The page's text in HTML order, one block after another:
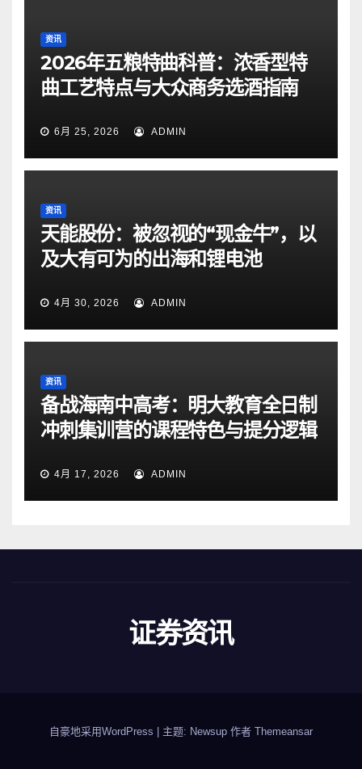
资讯
2026年五粮特曲科普：浓香型特
曲工艺特点与大众商务选酒指南
6月 25, 2026 ADMIN
资讯
天能股份：被忽视的“现金牛”，以
及大有可为的出海和锂电池
4月 30, 2026 ADMIN
资讯
备战海南中高考：明大教育全日制
冲刺集训营的课程特色与提分逻辑
4月 17, 2026 ADMIN
证券资讯
自豪地采用WordPress 主题: Newsup 作者 Themeansar